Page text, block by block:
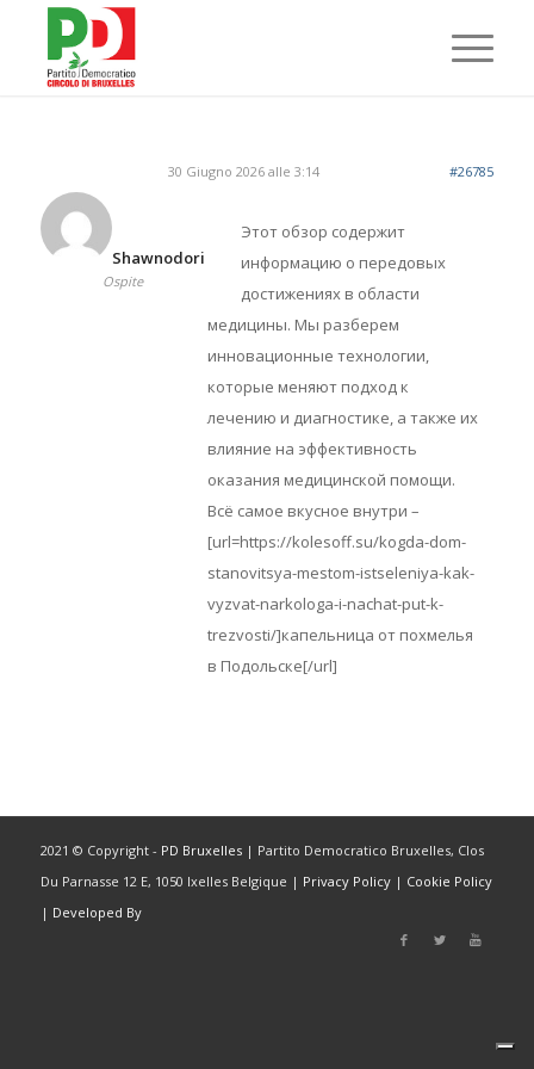
30 Giugno 2026 alle 3:14 #26785
Shawnodori
Ospite
Этот обзор содержит
информацию о передовых
достижениях в области
медицины. Мы разберем
инновационные технологии,
которые меняют подход к
лечению и диагностике, а также их
влияние на эффективность
оказания медицинской помощи.
Всё самое вкусное внутри –
[url=https://kolesoff.su/kogda-dom-
stanovitsya-mestom-istseleniya-kak-
vyzvat-narkologa-i-nachat-put-k-
trezvosti/]капельница от похмелья
в Подольске[/url]
2021 © Copyright - PD Bruxelles| Partito Democratico Bruxelles, Clos
Du Parnasse 12 E, 1050 Ixelles Belgique | Privacy Policy| Cookie Policy
| Developed By